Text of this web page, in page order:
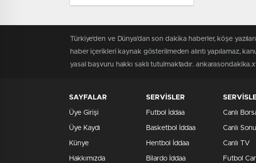
Türkiye'den ve Dünya’dan son dakika haberler, köşe
haber içerikleri kaynak gösterilmeden alıntı yapılamaz,
yasal başvuru hakkı saklı tutulmaktadır.
SAYFALAR
Üye Girişi
Üye Kaydı
Künye
Hakkımızda
SERVİSLER
Futbol İddaa
Basketbol İddaa
Hentbol İddaa
Bilardo İddaa
Canlı
Canlı
Canlı TV
Futbol